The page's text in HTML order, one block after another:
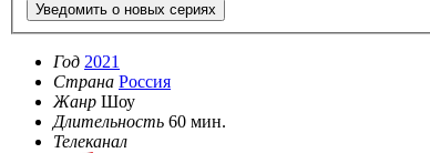
Уведомить о новых сериях
Год 2021
Страна Россия
Жанр Шоу
Длительность 60 мин.
Телеканал